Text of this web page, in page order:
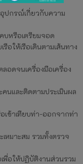
ปกรณ์เกี่ยวกับความ
บหรือเตรียมจอด
อให้เรือเดินตามเส้นทาง
ดจนเครื่องมือเครื่อง
นและติดตามประเมินผล
เข้าเทียบท่า-ออกจากท่า
เหมาะสม รวมทั้งตรวจ
พื่อให้ปฏิบัติงานส่วนรวม